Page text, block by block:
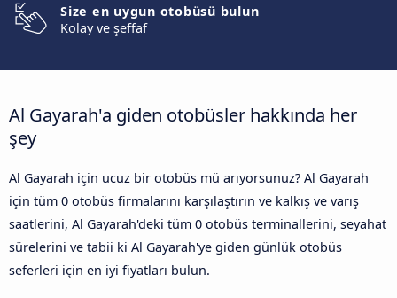
Size en uygun otobüsü bulun
Kolay ve şeffaf
Al Gayarah'a giden otobüsler hakkında her
şey
Al Gayarah için ucuz bir otobüs mü arıyorsunuz? Al Gayarah
için tüm 0 otobüs firmalarını karşılaştırın ve kalkış ve varış
saatlerini, Al Gayarah'deki tüm 0 otobüs terminallerini, seyahat
sürelerini ve tabii ki Al Gayarah'ye giden günlük otobüs
seferleri için en iyi fiyatları bulun.